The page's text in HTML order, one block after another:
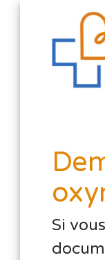
Si